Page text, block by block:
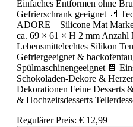
Einfaches Entformen ohne
Gefrierschrank geeignet 📐
ADORE – Silicone Mat
ca. 69 × 61 × H 2 mm Anzahl
Lebensmittelechtes Silikon
Gefriergeeignet &
Spülmaschinengeeignet 🍫
Schokoladen-Dekore &
Dekorationen Feine Desserts
& Hochzeitsdesserts
Regulärer Preis: € 12,99